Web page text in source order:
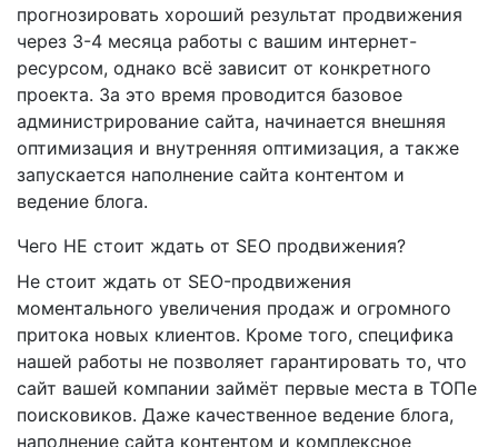
прогнозировать хороший результат продвижения
через 3-4 месяца работы с вашим интернет-
ресурсом, однако всё зависит от конкретного
проекта. За это время проводится базовое
администрирование сайта, начинается внешняя
оптимизация и внутренняя оптимизация, а также
запускается наполнение сайта контентом и
ведение блога.
Чего НЕ стоит ждать от SEO продвижения?
Не стоит ждать от SEO-продвижения
моментального увеличения продаж и огромного
притока новых клиентов. Кроме того, специфика
нашей работы не позволяет гарантировать то, что
сайт вашей компании займёт первые места в ТОПе
поисковиков. Даже качественное ведение блога,
наполнение сайта контентом и комплексное